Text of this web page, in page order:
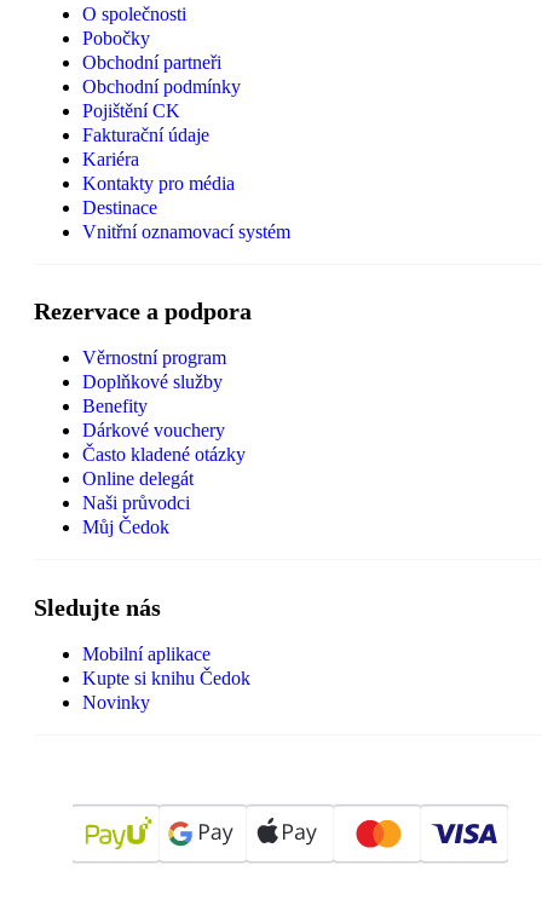
O společnosti
Pobočky
Obchodní partneři
Obchodní podmínky
Pojištění CK
Fakturační údaje
Kariéra
Kontakty pro média
Destinace
Vnitřní oznamovací systém
Rezervace a podpora
Věrnostní program
Doplňkové služby
Benefity
Dárkové vouchery
Často kladené otázky
Online delegát
Naši průvodci
Můj Čedok
Sledujte nás
Mobilní aplikace
Kupte si knihu Čedok
Novinky